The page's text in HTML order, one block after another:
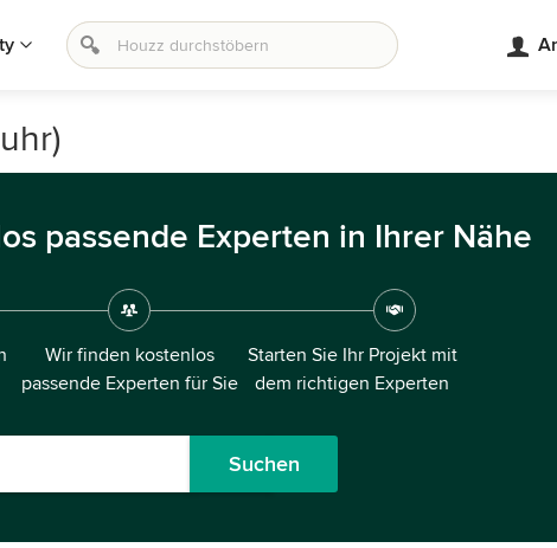
passende Experten in Ihrer Nähe
Wir finden kostenlos
passende Experten für Sie
Starten Sie Ihr Projekt mit
dem richtigen Experten
Suchen